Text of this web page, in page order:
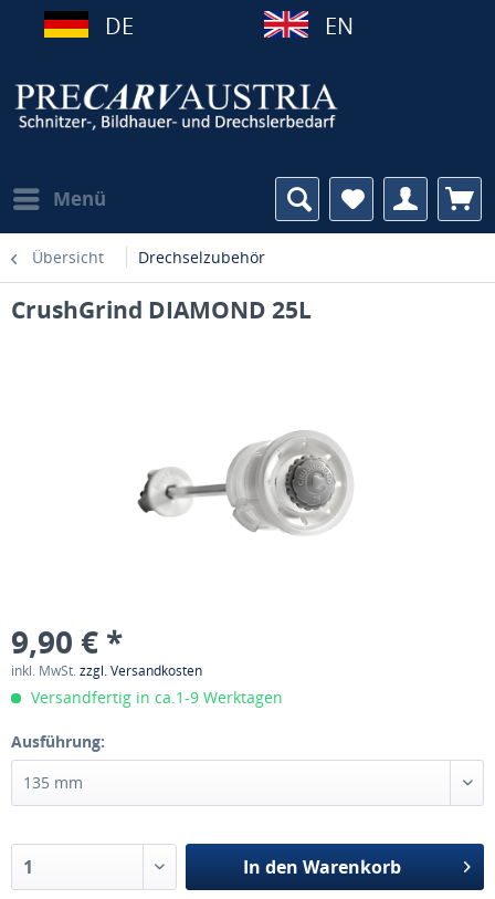
DE EN
Menü
Übersicht Drechselzubehör
CrushGrind DIAMOND 25L
9,90 € *
inkl. MwSt.zzgl. Versandkosten
Versandfertig in ca.1-9 Werktagen
Ausführung:
In den Warenkorb